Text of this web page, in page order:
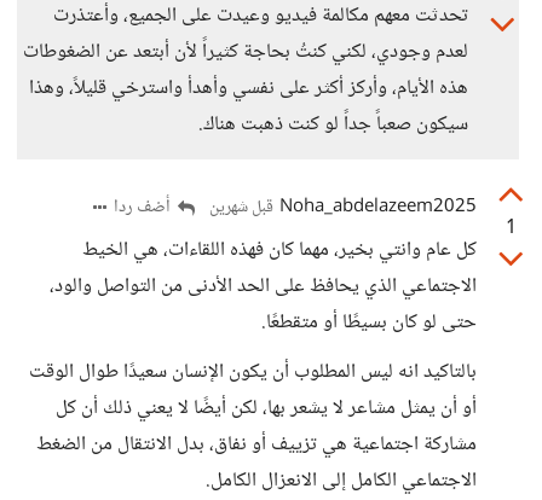
تحدثت معهم مكالمة فيديو وعيدت على الجميع، وأعتذرت
لعدم وجودي، لكني كنتُ بحاجة كثيراً لأن أبتعد عن الضغوطات
هذه الأيام، وأركز أكثر على نفسي وأهدأ واسترخي قليلاً، وهذا
سيكون صعباً جداً لو كنت ذهبت هناك.
1
Noha_abdelazeem2025 قبل شهرين أضف ردا
كل عام وانتي بخير، مهما كان فهذه اللقاءات، هي الخيط
الاجتماعي الذي يحافظ على الحد الأدنى من التواصل والود،
حتى لو كان بسيطًا أو متقطعًا.
بالتاكيد انه ليس المطلوب أن يكون الإنسان سعيدًا طوال الوقت
أو أن يمثل مشاعر لا يشعر بها، لكن أيضًا لا يعني ذلك أن كل
مشاركة اجتماعية هي تزييف أو نفاق، بدل الانتقال من الضغط
الاجتماعي الكامل إلى الانعزال الكامل.